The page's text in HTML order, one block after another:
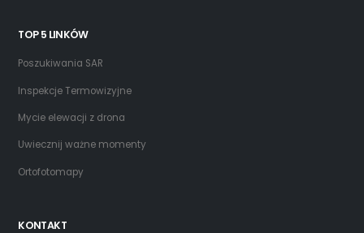
TOP 5 LINKÓW
Poszukiwania SAR
Inspekcje Termowizyjne
Mycie elewacji z drona
Uwiecznij ważne momenty
Ortofotomapy
KONTAKT